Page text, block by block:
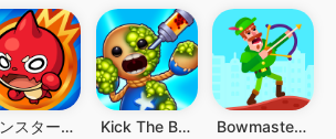
モンスターストライク Kick The Buddy Bowmasters: Archery Shooting